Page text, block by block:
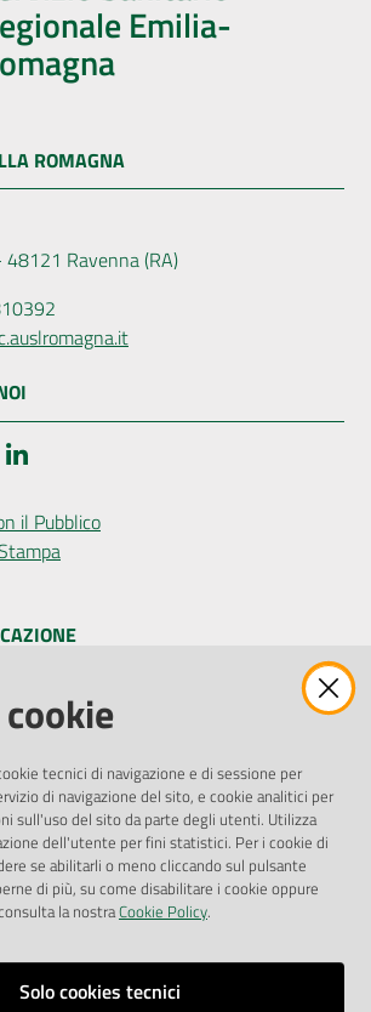
Emilia-
ROMAGNA
48121 Ravenna (RA)
il Pubblico
tecnici di navigazione e di sessione per
di navigazione del sito, e cookie analitici per
sull'uso del sito da parte degli utenti. Utilizza
dell'utente per fini statistici. Per i cookie di
se abilitarli o meno cliccando sul pulsante
di più, su come disabilitare i cookie oppure
la nostraCookie Policy.
Solo cookies tecnici